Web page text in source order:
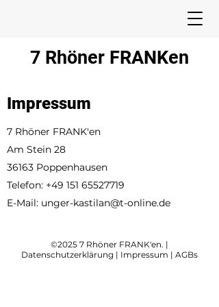
7 Rhöner FRANKen
Impressum
7 Rhöner FRANK'en
Am Stein 28
36163 Poppenhausen
Telefon: +49 151 65527719
E-Mail: unger-kastilan@t-online.de
©2025 7 Rhöner FRANK'en. |
Datenschutzerklärung | Impressum | AGBs